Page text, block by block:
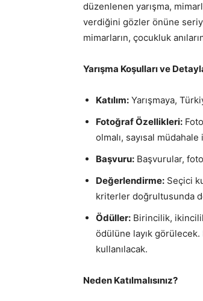
düzenlenen yarışma,
verdiğini gözler önüne
mimarların, çocukluk
Yarışma Koşulları ve
Katılım: Yarışmaya,
Fotoğraf Özellikleri:
olmalı, sayısal
Başvuru: Başvurular,
Değerlendirme: Seçici
kriterler doğrultusunda
Ödüller: Birincilik,
ödülüne layık görülecek.
kullanılacak.
Neden Katılmalısınız?